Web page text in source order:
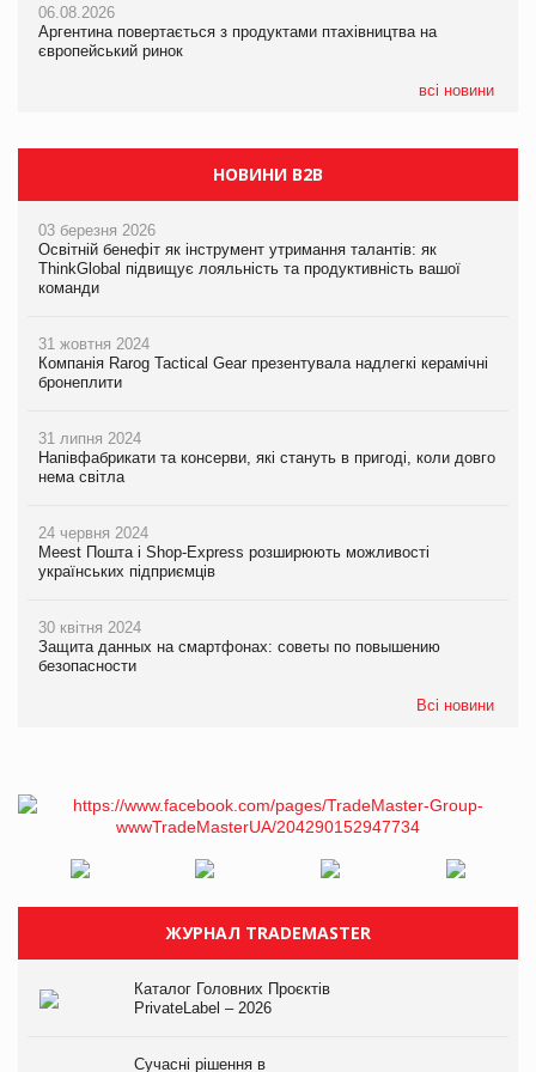
06.08.2026
Аргентина повертається з продуктами птахівництва на
європейський ринок
всі новини
Смачне поповнення дитячого меню: у VARUS з’явилися
новинки від ТМ ТОКЕРИ
06.08.2026
Аргентина повертається з продуктами птахівництва на
європейський ринок
НОВИНИ B2B
03 березня 2026
Освітній бенефіт як інструмент утримання талантів: як
ThinkGlobal підвищує лояльність та продуктивність вашої
команди
31 жовтня 2024
Компанія Rarog Tactical Gear презентувала надлегкі керамічні
бронеплити
31 липня 2024
Напівфабрикати та консерви, які стануть в пригоді, коли довго
нема світла
24 червня 2024
Meest Пошта і Shop-Express розширюють можливості
українських підприємців
30 квітня 2024
Защита данных на смартфонах: советы по повышению
безопасности
Всі новини
ЖУРНАЛ TRADEMASTER
Каталог Головних Проєктів
PrivateLabel – 2026
Сучасні рішення в